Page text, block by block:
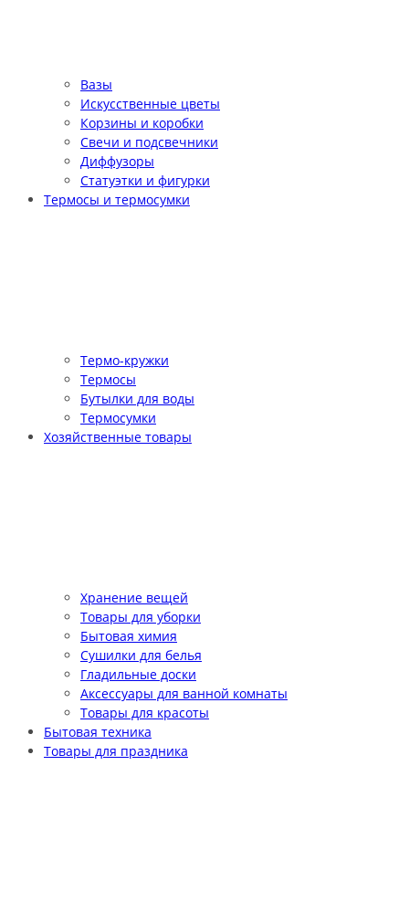
Вазы
Искусственные цветы
Корзины и коробки
Свечи и подсвечники
Диффузоры
Статуэтки и фигурки
Термосы и термосумки
Термо-кружки
Термосы
Бутылки для воды
Термосумки
Хозяйственные товары
Хранение вещей
Товары для уборки
Бытовая химия
Сушилки для белья
Гладильные доски
Аксессуары для ванной комнаты
Товары для красоты
Бытовая техника
Товары для праздника